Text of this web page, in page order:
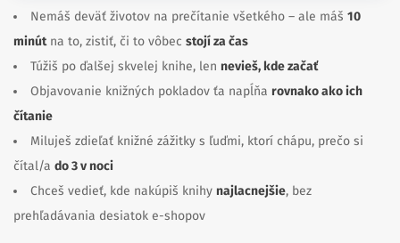
Nemáš deväť životov na prečítanie všetkého – ale máš 10
minútna to, zistiť, či to vôbec stojí za čas
Túžiš po ďalšej skvelej knihe, len nevieš, kde začať
Objavovanie knižných pokladov ťa napĺňa rovnako ako ich
čítanie
Miluješ zdieľať knižné zážitky s ľuďmi, ktorí chápu, prečo si
čítal/a do 3 v noci
Chceš vedieť, kde nakúpiš knihy najlacnejšie, bez
prehľadávania desiatok e-shopov